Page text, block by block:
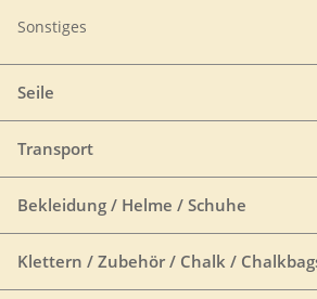
Sonstiges
Seile
Transport
Bekleidung / Helme / Schuhe
Klettern / Zubehör / Chalk /